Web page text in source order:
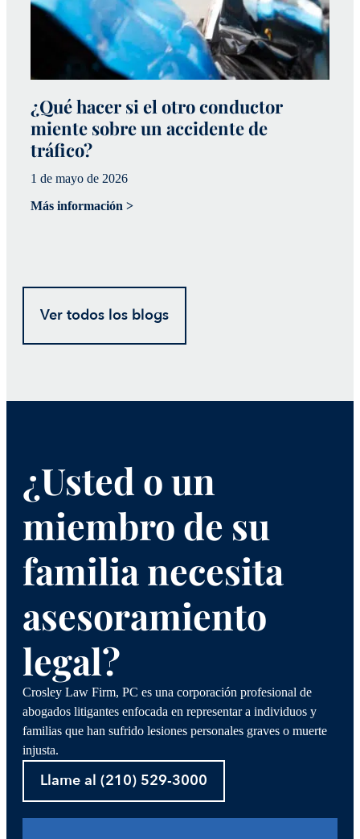
¿Qué hacer si el otro conductor
miente sobre un accidente de
tráfico?
1 de mayo de 2026
Más información >
Ver todos los blogs
¿Usted o un
miembro de su
familia necesita
asesoramiento
legal?
Crosley Law Firm, PC es una corporación profesional de
abogados litigantes enfocada en representar a individuos y
familias que han sufrido lesiones personales graves o muerte
injusta.
Llame al (210) 529-3000